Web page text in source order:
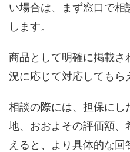
い場合は、まず窓口で
します。
商品として明確に掲載さ
況に応じて対応してもら
相談の際には、担保にし
地、おおよその評価額
えると、より具体的な回